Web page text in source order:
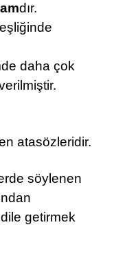
dır.
daha çok
atasözleridir.
söylenen
dile getirmek